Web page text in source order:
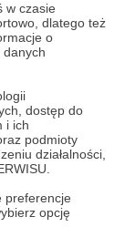
w czasie
dlatego też
o
dostęp do
i ich
podmioty
działalności,
preferencje
opcję